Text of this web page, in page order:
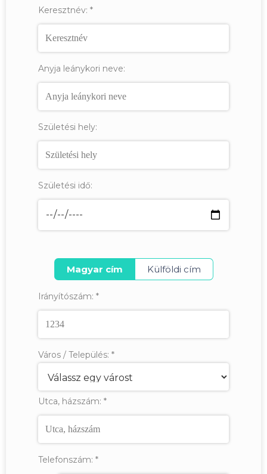
Keresztnév: *
Anyja leánykori neve:
Születési hely:
Születési idő:
Magyar cím Külföldi cím
Irányítószám: *
Város / Település: *
Utca, házszám: *
Telefonszám: *